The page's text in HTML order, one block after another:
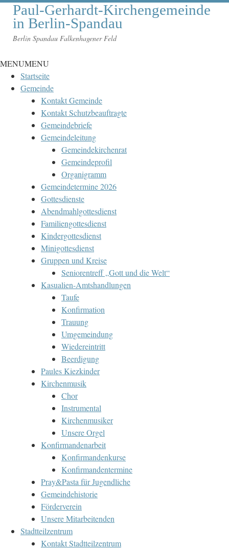
Paul-Gerhardt-Kirchengemeinde
in Berlin-Spandau
Berlin Spandau Falkenhagener Feld
MENUMENU
Startseite
Gemeinde
Kontakt Gemeinde
Kontakt Schutzbeauftragte
Gemeindebriefe
Gemeindeleitung
Gemeindekirchenrat
Gemeindeprofil
Organigramm
Gemeindetermine 2026
Gottesdienste
Abendmahlgottesdienst
Familiengottesdienst
Kindergottesdienst
Minigottesdienst
Gruppen und Kreise
Seniorentreff „Gott und die Welt“
Kasualien-Amtshandlungen
Taufe
Konfirmation
Trauung
Umgemeindung
Wiedereintritt
Beerdigung
Paules Kiezkinder
Kirchenmusik
Chor
Instrumental
Kirchenmusiker
Unsere Orgel
Konfirmandenarbeit
Konfirmandenkurse
Konfirmandentermine
Pray&Pasta für Jugendliche
Gemeindehistorie
Förderverein
Unsere Mitarbeitenden
Stadtteilzentrum
Kontakt Stadtteilzentrum